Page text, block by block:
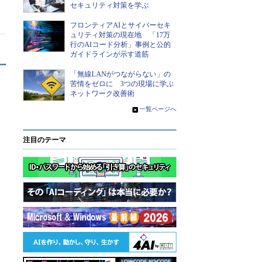
セキュリティ対策を学ぶ
フロンティアAIとサイバーセキ
ュリティ対策の現在地 「17万
行のAIコード分析」事例と公的
ガイドラインが示す道筋
「無線LANがつながらない」の
苦情をゼロに 3つの現場に学ぶ
ネットワーク改善術
» 一覧ページへ
注目のテーマ